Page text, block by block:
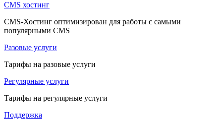
CMS хостинг
CMS-Хостинг оптимизирован для работы с самыми
популярными CMS
Разовые услуги
Тарифы на разовые услуги
Регулярные услуги
Тарифы на регулярные услуги
Поддержка